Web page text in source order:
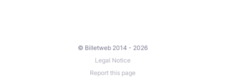
© Billetweb 2014 - 2026
Legal Notice
Report this page